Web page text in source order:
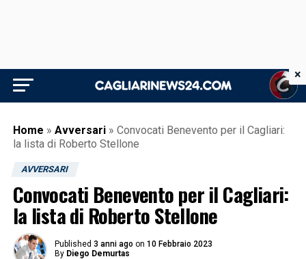
Home » Avversari » Convocati Benevento per il Cagliari:
la lista di Roberto Stellone
AVVERSARI
Convocati Benevento per il Cagliari:
la lista di Roberto Stellone
Published 3 anni ago on 10 Febbraio 2023
By Diego Demurtas
×